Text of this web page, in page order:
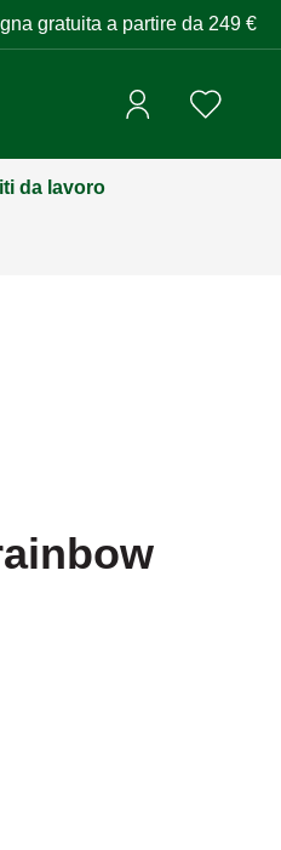
gratuita a partire da 249 €
da lavoro